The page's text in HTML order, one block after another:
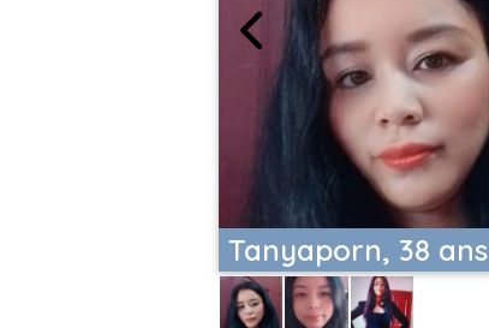
Tanyaporn, 38 ans